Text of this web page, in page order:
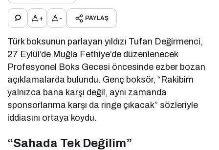
+ - PAYLAŞ
Türk boksunun parlayan yıldızı Tufan Değirmenci,
27 Eylül’de Muğla Fethiye’de düzenlenecek
Profesyonel Boks Gecesi öncesinde ezber bozan
açıklamalarda bulundu. Genç boksör, “Rakibim
yalnızca bana karşı değil, aynı zamanda
sponsorlarıma karşı da ringe çıkacak” sözleriyle
iddiasını ortaya koydu.
“Sahada Tek Değilim”